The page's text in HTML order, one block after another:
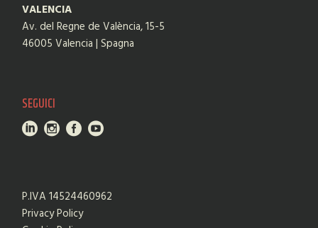
VALENCIA
Av. del Regne de València, 15-5
46005 Valencia | Spagna
SEGUICI
P.IVA 14524460962
Privacy Policy